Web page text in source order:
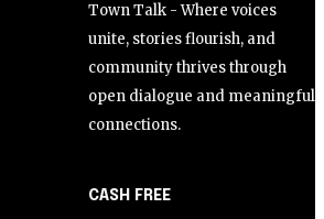
Town Talk - Where voices
unite, stories flourish, and
community thrives through
open dialogue and meaningful
connections.
CASH FREE